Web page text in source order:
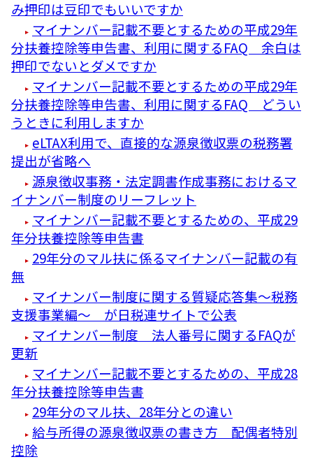
み押印は豆印でもいいですか
マイナンバー記載不要とするための平成29年
分扶養控除等申告書、利用に関するFAQ 余白は
押印でないとダメですか
マイナンバー記載不要とするための平成29年
分扶養控除等申告書、利用に関するFAQ どうい
うときに利用しますか
eLTAX利用で、直接的な源泉徴収票の税務署
提出が省略へ
源泉徴収事務・法定調書作成事務におけるマ
イナンバー制度のリーフレット
マイナンバー記載不要とするための、平成29
年分扶養控除等申告書
29年分のマル扶に係るマイナンバー記載の有
無
マイナンバー制度に関する質疑応答集～税務
支援事業編～ が日税連サイトで公表
マイナンバー制度 法人番号に関するFAQが
更新
マイナンバー記載不要とするための、平成28
年分扶養控除等申告書
29年分のマル扶、28年分との違い
給与所得の源泉徴収票の書き方 配偶者特別
控除